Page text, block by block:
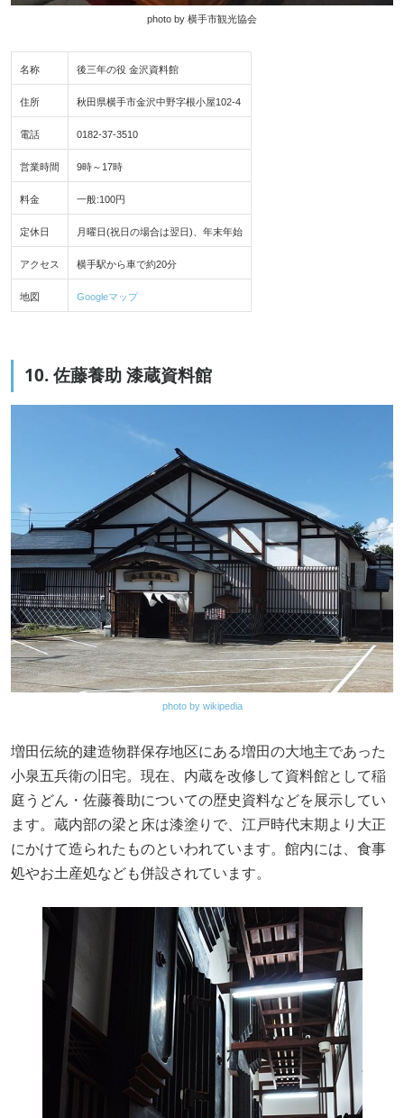
photo by 横手市観光協会
名称 後三年の役 金沢資料館
住所 秋田県横手市金沢中野字根小屋102-4
電話 0182-37-3510
営業時間 9時～17時
料金 一般:100円
定休日 月曜日(祝日の場合は翌日)、年末年始
アクセス 横手駅から車で約20分
地図 Googleマップ
10. 佐藤養助 漆蔵資料館
photo by wikipedia
増田伝統的建造物群保存地区にある増田の大地主であった
小泉五兵衛の旧宅。現在、内蔵を改修して資料館として稲
庭うどん・佐藤養助についての歴史資料などを展示してい
ます。蔵内部の梁と床は漆塗りで、江戸時代末期より大正
にかけて造られたものといわれています。館内には、食事
処やお土産処なども併設されています。